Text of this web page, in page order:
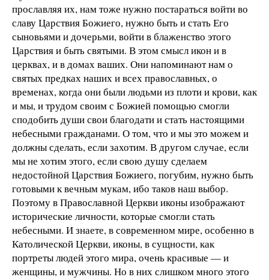
прославляя их, нам тоже нужно постараться войти во
славу Царствия Божиего, нужно быть и стать Его
сыновьями и дочерьми, войти в блаженство этого
Царствия и быть святыми. В этом смысл икон и в
церквах, и в домах ваших. Они напоминают нам о
святых предках наших и всех православных, о
временах, когда они были людьми из плоти и крови, как
и мы, и трудом своим с Божией помощью смогли
сподобить души свои благодати и стать настоящими
небесными гражданами. О том, что и мы это можем и
должны сделать, если захотим. В другом случае, если
мы не хотим этого, если свою душу сделаем
недостойной Царствия Божиего, погубим, нужно быть
готовыми к вечным мукам, ибо таков наш выбор.
Поэтому в Православной Церкви иконы изображают
исторические личности, которые смогли стать
небесными. И знаете, в современном мире, особенно в
Католической Церкви, иконы, в сущности, как
портреты людей этого мира, очень красивые — и
женщины, и мужчины. Но в них слишком много этого